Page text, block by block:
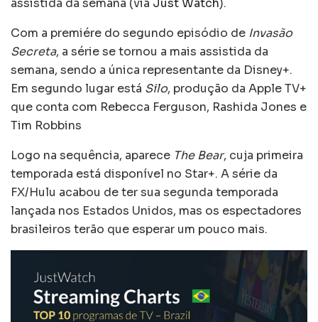
assistida da semana (via Just Watch).
Com a premiére do segundo episódio de Invasão
Secreta, a série se tornou a mais assistida da
semana, sendo a única representante da Disney+.
Em segundo lugar está Silo, produção da Apple TV+
que conta com Rebecca Ferguson, Rashida Jones e
Tim Robbins
Logo na sequência, aparece The Bear, cuja primeira
temporada está disponível no Star+. A série da
FX/Hulu acabou de ter sua segunda temporada
lançada nos Estados Unidos, mas os espectadores
brasileiros terão que esperar um pouco mais.